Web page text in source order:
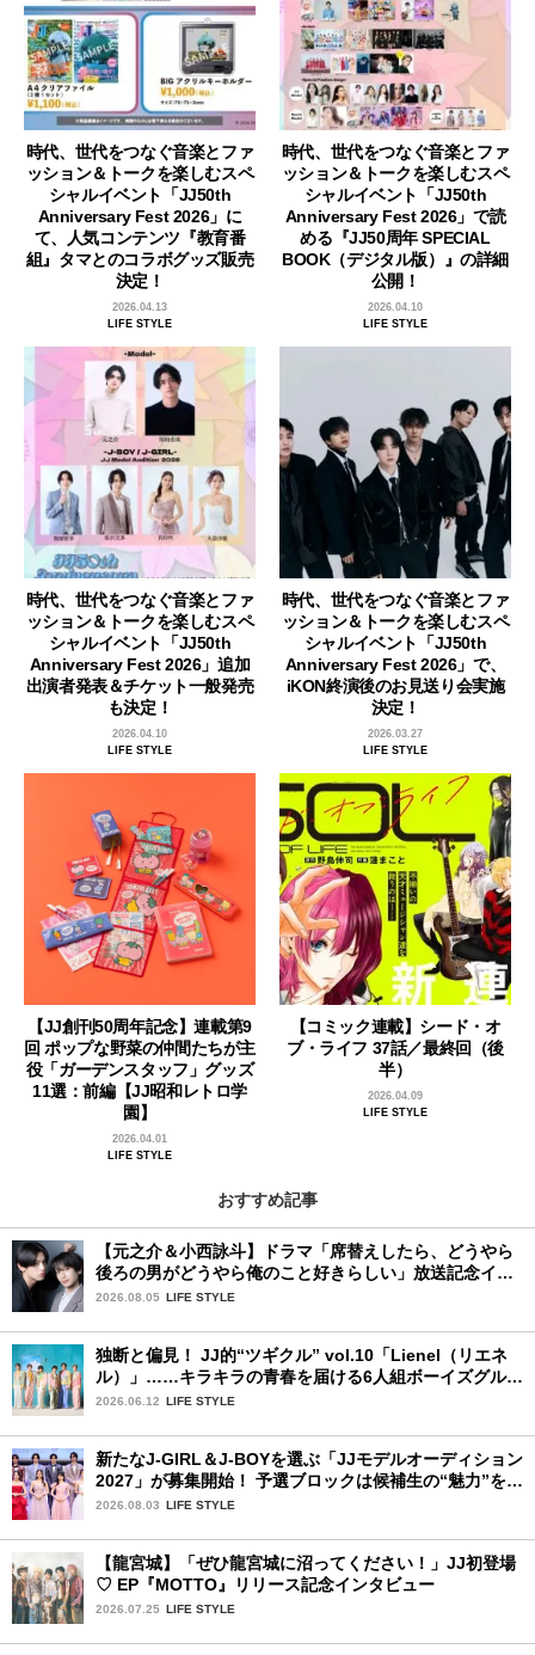
時代、世代をつなぐ音楽とファ
ッション＆トークを楽しむスペ
シャルイベント「JJ50th
Anniversary Fest 2026」に
て、人気コンテンツ『教育番
組』タマとのコラボグッズ販売
決定！
2026.04.13
LIFE STYLE
時代、世代をつなぐ音楽とファ
ッション＆トークを楽しむスペ
シャルイベント「JJ50th
Anniversary Fest 2026」で読
める『JJ50周年 SPECIAL
BOOK（デジタル版）』の詳細
公開！
2026.04.10
LIFE STYLE
時代、世代をつなぐ音楽とファ
ッション＆トークを楽しむスペ
シャルイベント「JJ50th
Anniversary Fest 2026」追加
出演者発表＆チケット一般発売
も決定！
2026.04.10
LIFE STYLE
時代、世代をつなぐ音楽とファ
ッション＆トークを楽しむスペ
シャルイベント「JJ50th
Anniversary Fest 2026」で、
iKON終演後のお見送り会実施
決定！
2026.03.27
LIFE STYLE
【JJ創刊50周年記念】連載第9
回 ポップな野菜の仲間たちが主
役「ガーデンスタッフ」グッズ
11選：前編【JJ昭和レトロ学
園】
2026.04.01
LIFE STYLE
【コミック連載】シード・オ
ブ・ライフ 37話／最終回（後
半）
2026.04.09
LIFE STYLE
おすすめ記事
【元之介＆小西詠斗】ドラマ「席替えしたら、どうやら
後ろの男がどうやら俺のこと好きらしい」放送記念イン
タビュー♡ 「自然と詠斗くんが可愛く見えたんです」
2026.08.05 LIFE STYLE
独断と偏見！ JJ的“ツギクル” vol.10「Lienel（リエネ
ル）」……キラキラの青春を届ける6人組ボーイズグルー
プ
2026.06.12 LIFE STYLE
新たなJ-GIRL＆J-BOYを選ぶ「JJモデルオーディション
2027」が募集開始！ 予選ブロックは候補生の“魅力”を重
視した「新システム」に変わります
2026.08.03 LIFE STYLE
【龍宮城】「ぜひ龍宮城に沼ってください！」JJ初登場
♡ EP『MOTTO』リリース記念インタビュー
2026.07.25 LIFE STYLE